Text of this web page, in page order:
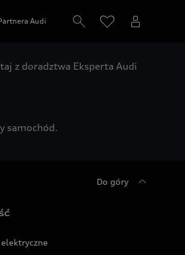
Audi
z doradztwa Eksperta Audi
samochód.
Do góry